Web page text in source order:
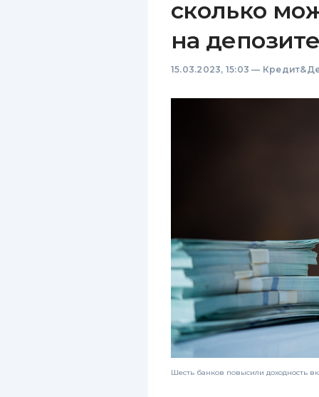
сколько
на депозите
15.03.2023, 15:03 —
Шесть банков повысили доходность